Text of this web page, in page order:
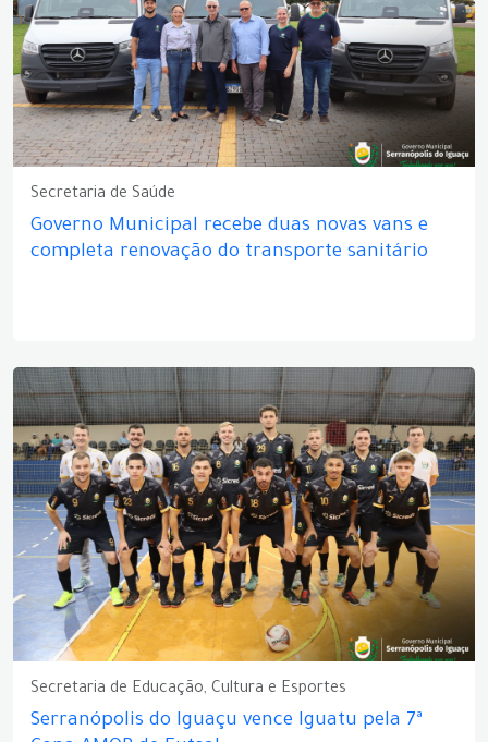
Secretaria de Saúde
Governo Municipal recebe duas novas vans e
completa renovação do transporte sanitário
Secretaria de Educação, Cultura e Esportes
Serranópolis do Iguaçu vence Iguatu pela 7ª